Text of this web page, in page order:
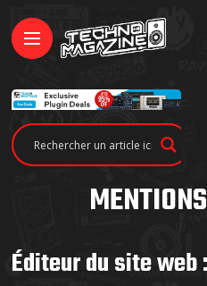
Éditeur du site web :